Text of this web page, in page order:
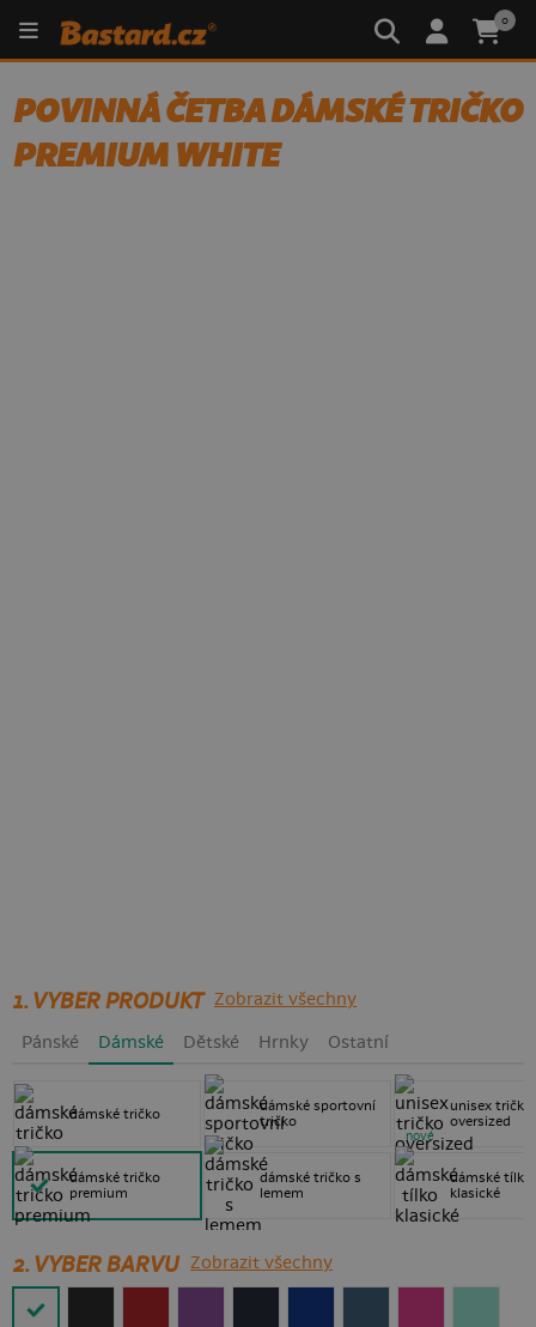
0
POVINNÁ ČETBA DÁMSKÉ TRIČKO
PREMIUM WHITE
1. VYBER PRODUKT Zobrazit všechny
Pánské Dámské Dětské Hrnky Ostatní
dámské tričko
dámské tričko
premium
dámské sportovní
tričko
dámské tričko s
lemem
unisex tričko
oversized
nové
dámské tílko
klasické
2. VYBER BARVU Zobrazit všechny